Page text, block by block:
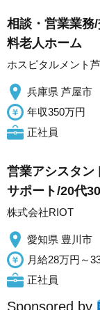
相談・営業業務
料老人ホーム
ホスピタルメント
兵庫県 芦屋市
年収350万円
正社員
営業アシスタン
サポート/20代
株式会社RIOT
愛知県 豊川市
月給28万円～
正社員
Sponsored by